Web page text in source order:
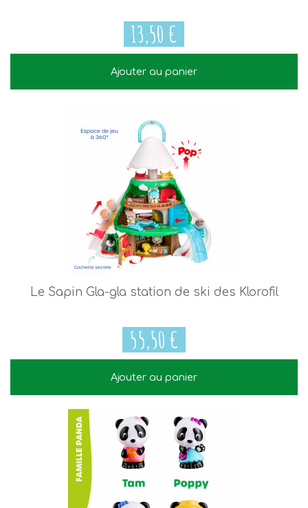
13,50 €
13,50 €
Ajouter au panier
Le Sapin Gla-gla station de ski des Klorofil
55,50 €
Ajouter au panier